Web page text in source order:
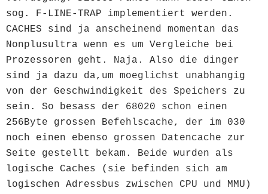
sog. F-LINE-TRAP implementiert werden.
CACHES sind ja anscheinend momentan das
Nonplusultra wenn es um Vergleiche bei
Prozessoren geht. Naja. Also die dinger
sind ja dazu da,um moeglichst unabhangig
von der Geschwindigkeit des Speichers zu
sein. So besass der 68020 schon einen
256Byte grossen Befehlscache, der im 030
noch einen ebenso grossen Datencache zur
Seite gestellt bekam. Beide wurden als
logische Caches (sie befinden sich am
logischen Adressbus zwischen CPU und MMU)